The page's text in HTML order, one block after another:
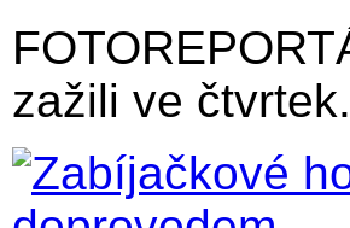
zažili ve